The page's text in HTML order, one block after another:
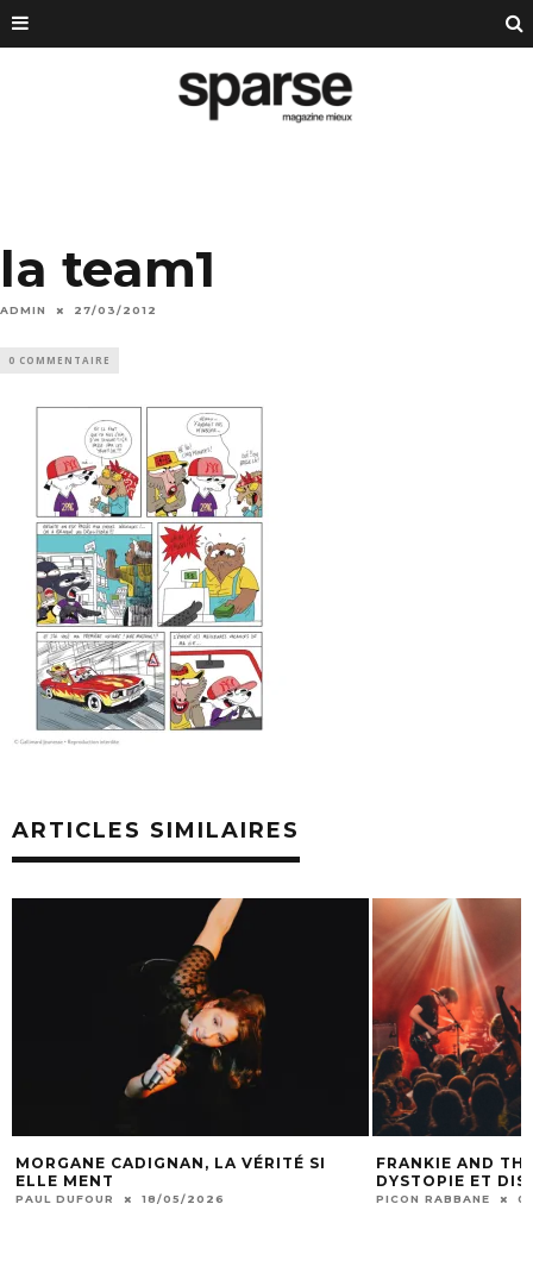
la team1
ADMIN 27/03/2012
0 COMMENTAIRE
ARTICLES SIMILAIRES
MORGANE CADIGNAN, LA VÉRITÉ SI
ELLE MENT
PAUL DUFOUR 18/05/2026
FRANKIE AND
DYSTOPIE ET
PICON RABBANE